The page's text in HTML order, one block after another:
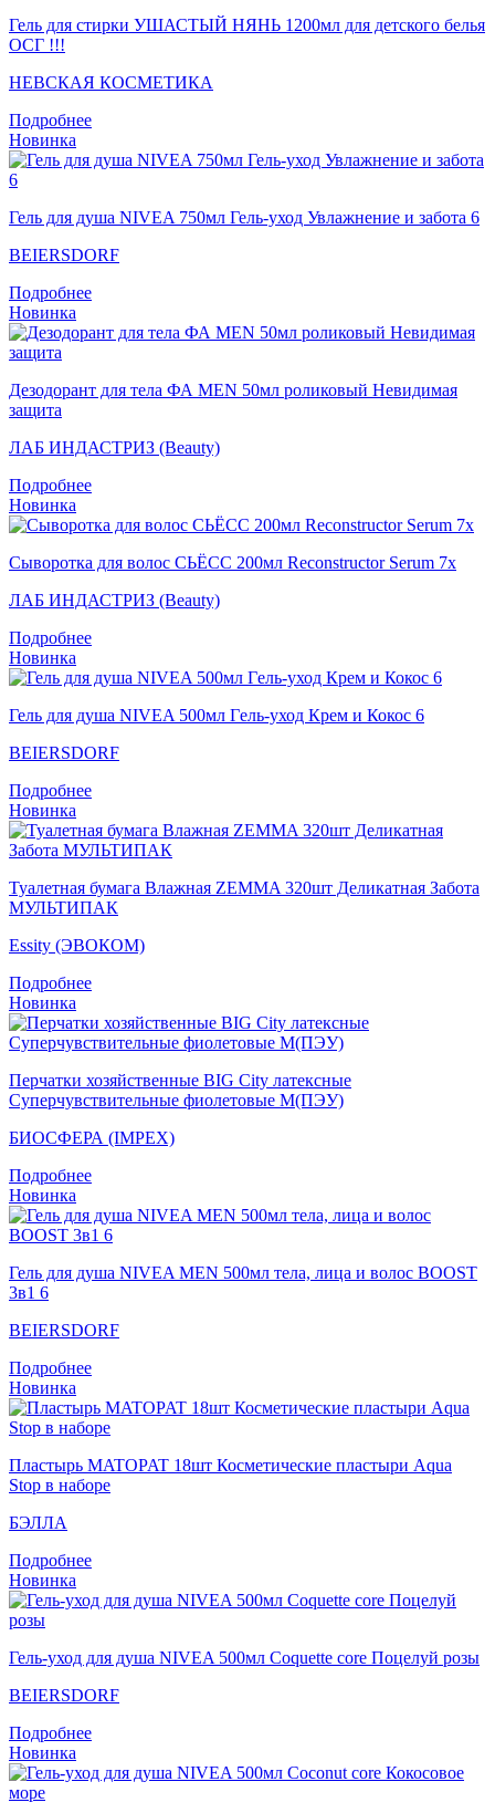
Гель для стирки УШАСТЫЙ НЯНЬ 1200мл для детского белья
ОСГ !!!
НЕВСКАЯ КОСМЕТИКА
Подробнее
Новинка
Гель для душа NIVEA 750мл Гель-уход Увлажнение и забота 6
BEIERSDORF
Подробнее
Новинка
Дезодорант для тела ФА MEN 50мл роликовый Невидимая
защита
ЛАБ ИНДАСТРИЗ (Beauty)
Подробнее
Новинка
Сыворотка для волос СЬЁСС 200мл Reconstructor Serum 7x
ЛАБ ИНДАСТРИЗ (Beauty)
Подробнее
Новинка
Гель для душа NIVEA 500мл Гeль-уход Крем и Кокос 6
BEIERSDORF
Подробнее
Новинка
Туалетная бумага Влажная ZEMMA 320шт Деликатная Забота
МУЛЬТИПАК
Essity (ЭВОКОМ)
Подробнее
Новинка
Перчатки хозяйственные BIG City латексные
Суперчувствительные фиолетовые M(ПЭУ)
БИОСФЕРА (IMPEX)
Подробнее
Новинка
Гель для душа NIVEA MEN 500мл тела, лица и волос BOOST
3в1 6
BEIERSDORF
Подробнее
Новинка
Пластырь MATOPAT 18шт Косметические пластыри Aqua
Stop в наборе
БЭЛЛА
Подробнее
Новинка
Гель-уход для душа NIVEA 500мл Coquette core Поцелуй розы
BEIERSDORF
Подробнее
Новинка